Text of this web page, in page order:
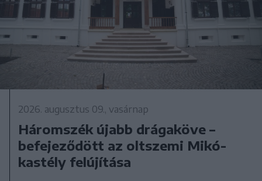
2026. augusztus 09., vasárnap
Háromszék újabb drágaköve –
befejeződött az oltszemi Mikó-
kastély felújítása